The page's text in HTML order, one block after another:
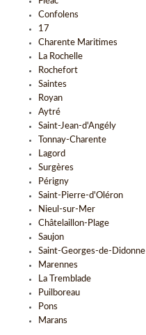
Confolens
17
Charente Maritimes
La Rochelle
Rochefort
Saintes
Royan
Aytré
Saint-Jean-d'Angély
Tonnay-Charente
Lagord
Surgères
Périgny
Saint-Pierre-d'Oléron
Nieul-sur-Mer
Châtelaillon-Plage
Saujon
Saint-Georges-de-Didonne
Marennes
La Tremblade
Puilboreau
Pons
Marans